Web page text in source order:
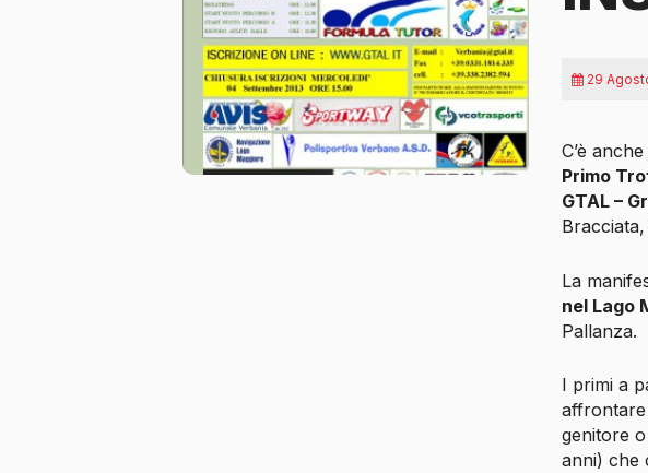
29
C’è
Primo
GTAL –
La
nel Lago
Pallanza.
I primi a
affrontare
genitore
anni) che